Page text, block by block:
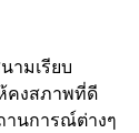
ามเรียบ
คงสภาพที่ดี
นการณ์ต่างๆ